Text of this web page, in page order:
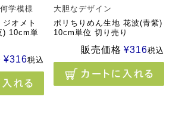
学模様
オメト
) 10cm単
¥316税込
大胆なデザイン
ポリちりめん生地 花波(青紫)
10cm単位 切り売り
販売価格 ¥316税込